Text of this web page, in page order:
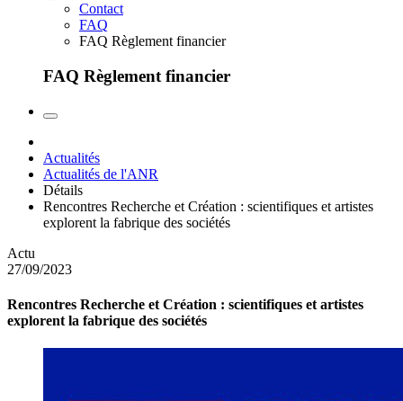
Contact
FAQ
FAQ Règlement financier
FAQ Règlement financier
Actualités
Actualités de l'ANR
Détails
Rencontres Recherche et Création : scientifiques et artistes
explorent la fabrique des sociétés
Actu
27/09/2023
Rencontres Recherche et Création : scientifiques et artistes
explorent la fabrique des sociétés